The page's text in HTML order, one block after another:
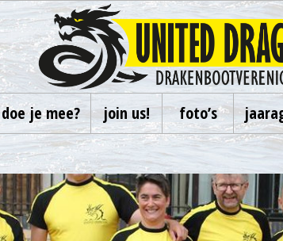
doe je mee? join us! foto’s